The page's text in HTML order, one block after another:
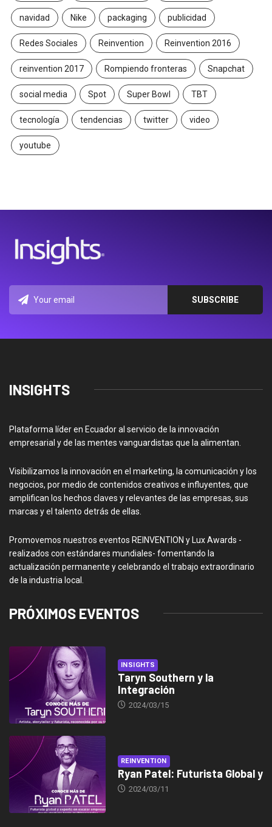
navidad Nike packaging publicidad
Redes Sociales Reinvention Reinvention 2016
reinvention 2017 Rompiendo fronteras Snapchat
social media Spot Super Bowl TBT
tecnología tendencias twitter video
youtube
INSIGHTS
Plataforma líder en Ecuador al servicio de la innovación
empresarial y de las mentes vanguardistas que la alimentan.
Visibilizamos la innovación en el marketing, la comunicación y los
negocios, por medio de contenidos creativos e influyentes, que
amplifican los hechos claves y relevantes de las empresas, sus
marcas y el talento detrás de ellas.
Promovemos nuestros eventos REINVENTION y Lux Awards -
realizados con estándares mundiales- fomentando la
actualización permanente y celebrando el trabajo extraordinario
de la industria local.
PRÓXIMOS EVENTOS
INSIGHTS
Taryn Southern y la
Integración
2024/03/15
REINVENTION
Ryan Patel: Futurista Global y
2024/03/11